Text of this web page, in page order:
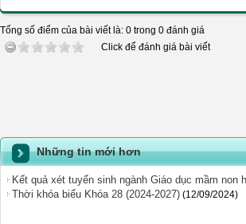
Tổng số điểm của bài viết là: 0 trong 0 đánh giá
Click để đánh giá bài viết
Những tin mới hơn
Kết quả xét tuyển sinh ngành Giáo dục mầm non
Thời khóa biểu Khóa 28 (2024-2027) (12/09/2024)